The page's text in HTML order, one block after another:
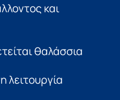
και
θαλάσσια
λειτουργία